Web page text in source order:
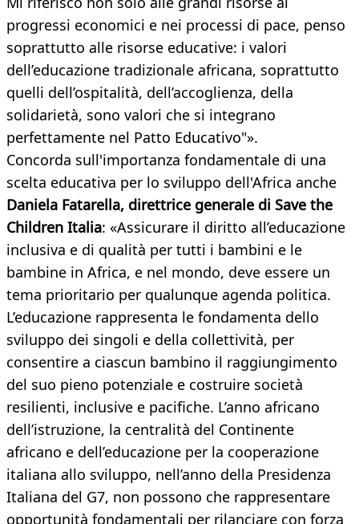
progressi economici e nei processi di pace, penso
soprattutto alle risorse educative: i valori
dell’educazione tradizionale africana, soprattutto
quelli dell’ospitalità, dell’accoglienza, della
solidarietà, sono valori che si integrano
perfettamente nel Patto Educativo"».
Concorda sull'importanza fondamentale di una
scelta educativa per lo sviluppo dell'Africa anche
Daniela Fatarella, direttrice generale di Save the
Children Italia: «Assicurare il diritto all’educazione
inclusiva e di qualità per tutti i bambini e le
bambine in Africa, e nel mondo, deve essere un
tema prioritario per qualunque agenda politica.
L’educazione rappresenta le fondamenta dello
sviluppo dei singoli e della collettività, per
consentire a ciascun bambino il raggiungimento
del suo pieno potenziale e costruire società
resilienti, inclusive e pacifiche. L’anno africano
dell’istruzione, la centralità del Continente
africano e dell’educazione per la cooperazione
italiana allo sviluppo, nell’anno della Presidenza
Italiana del G7, non possono che rappresentare
opportunità fondamentali per rilanciare con forza